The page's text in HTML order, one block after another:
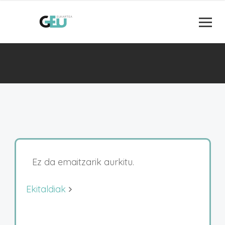
Ez da emaitzarik aurkitu.
Ekitaldiak